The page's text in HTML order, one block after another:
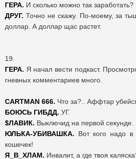
ГЕРА. И сколько можно так заработать?
ДРУГ. Точно не скажу. По-моему, за
доллар. А доллар щас растет.
19.
ГЕРА. Я начал вести подкаст.
гневных комментариев много.
CARTMAN 666. Что за?.. Аффтар
БОЮСЬ ГИБДД. УГ.
$ЛАВИК. Выключид на первой секунде.
ЮЛЬКА-УБИВАШКА. Вот кого надо в
кошечек!
Я_В_ХЛАМ. Инвалит, а где твоя